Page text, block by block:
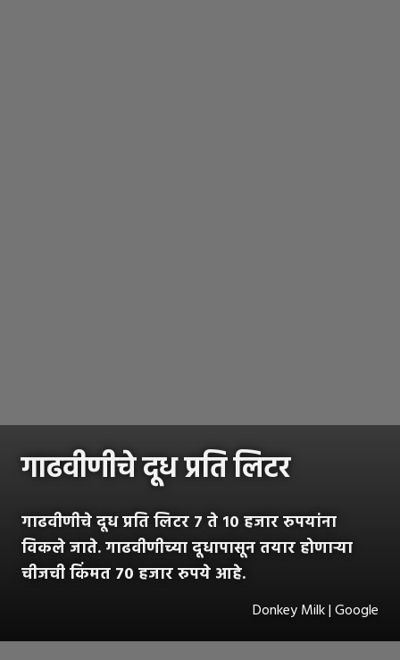
गाढवीणीचे दूध प्रति लिटर
गाढवीणीचे दूध प्रति लिटर ७ ते १० हजार रुपयांना
विकले जाते. गाढवीणीच्या दूधापासून तयार होणाऱ्या
चीजची किंमत ७० हजार रुपये आहे.
Donkey Milk | Google